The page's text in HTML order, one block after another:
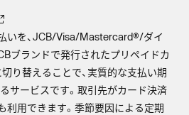
いを、JCB/Visa/Mastercard®/ダイ
ブランドで発行されたプリペイドカ
り替えることで、実質的な支払い期
サービスです。取引先がカード決済
利用できます。季節要因による定期